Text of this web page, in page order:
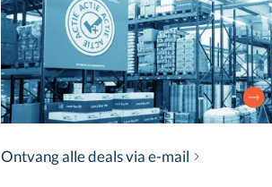
Ontvang alle deals via e-mail